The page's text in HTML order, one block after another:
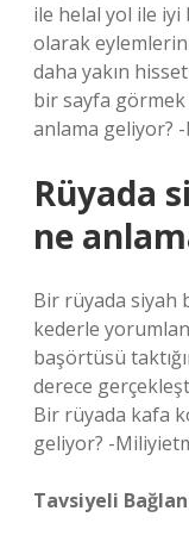
ile helal yol ile iyi
olarak
daha yakın
bir sayfa görmek
anlama geliyor?
Rüyada
ne
Bir rüyada siyah
kederle
başörtüsü
derece
Bir rüyada kafa
geliyor? -
Tavsiyeli